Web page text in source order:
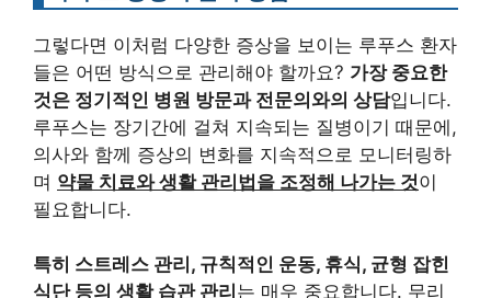
그렇다면 이처럼 다양한 증상을 보이는 루푸스 환자
들은 어떤 방식으로 관리해야 할까요? 가장 중요한
것은 정기적인 병원 방문과 전문의와의 상담입니다.
루푸스는 장기간에 걸쳐 지속되는 질병이기 때문에,
의사와 함께 증상의 변화를 지속적으로 모니터링하
며 약물 치료와 생활 관리법을 조정해 나가는 것이
필요합니다.
특히 스트레스 관리, 규칙적인 운동, 휴식, 균형 잡힌
식단 등의 생활 습관 관리 는 매우 중요합니다. 무리